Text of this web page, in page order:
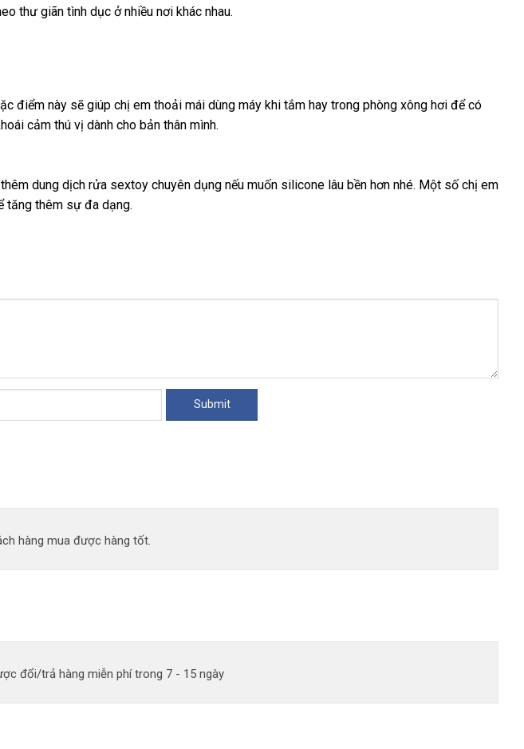
giả
trợ
thư giãn tình dục ở nhiều nơi khác nhau.
điểm này voucher
sẽ giúp chị em thoải mái dùng máy khi tắm hay trong phòng xông hơi cửa
để có
cảm thú vị dành cho bản thân mình.
dung dịch rửa sextoy chuyên dụng hàng
nếu muốn silicone lâu bền hơn khuyến
nhéđổi
. Một số chị em
tăng thêm sự đa dạng.
hàng mua được hàng tốt.
đổi/trả hàng miễn phí trong 7 - 15 ngày